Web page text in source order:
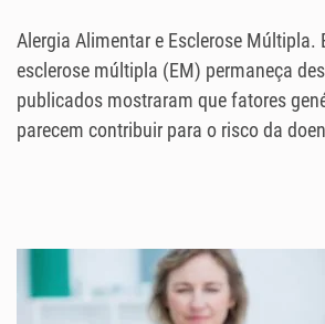
Alergia Alimentar e Esclerose Múltipla.
esclerose múltipla (EM) permaneça
publicados mostraram que fatores
parecem contribuir para o risco da